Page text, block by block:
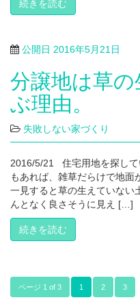
続きを読む
公開日 2016年5月21日
分譲地は草
ぶ理由。
失敗しない家づくり
2016/5/21 住宅用地を探して
もあれば、雑草だらけで地面
一見すると草の生えていない
んとなく良さそうに見え […]
続きを読む
ページ 1 of 3 1 2 3